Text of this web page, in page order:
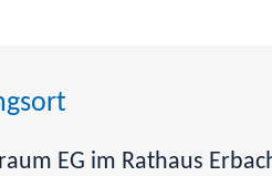
EG im Rathaus